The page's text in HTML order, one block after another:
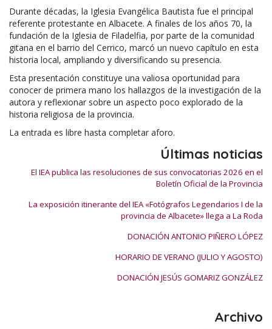
Durante décadas, la Iglesia Evangélica Bautista fue el principal
referente protestante en Albacete. A finales de los años 70, la
fundación de la Iglesia de Filadelfia, por parte de la comunidad
gitana en el barrio del Cerrico, marcó un nuevo capítulo en esta
historia local, ampliando y diversificando su presencia.
Esta presentación constituye una valiosa oportunidad para
conocer de primera mano los hallazgos de la investigación de la
autora y reflexionar sobre un aspecto poco explorado de la
historia religiosa de la provincia.
La entrada es libre hasta completar aforo.
Últimas noticias
El IEA publica las resoluciones de sus convocatorias 2026 en el
Boletín Oficial de la Provincia
La exposición itinerante del IEA «Fotógrafos Legendarios I de la
provincia de Albacete» llega a La Roda
DONACIÓN ANTONIO PIÑERO LÓPEZ
HORARIO DE VERANO (JULIO Y AGOSTO)
DONACIÓN JESÚS GOMARIZ GONZÁLEZ
Archivo